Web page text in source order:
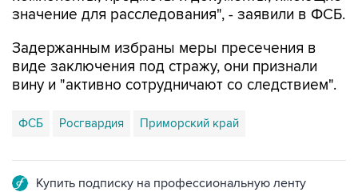
значение для расследования", - заявили в ФСБ.
Задержанным избраны меры пресечения в
виде заключения под стражу, они признали
вину и "активно сотрудничают со следствием".
ФСБ Росгвардия Приморский край
Купить подписку на профессиональную ленту